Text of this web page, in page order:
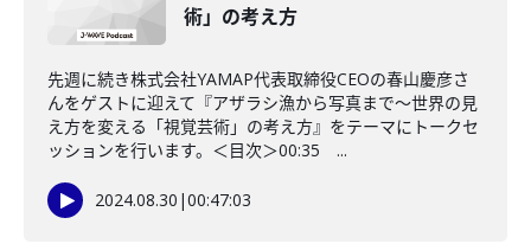
術」の考え方
先週に続き株式会社YAMAP代表取締役CEOの春山慶彦さ
んをゲストに迎えて『アザラシ漁から写真まで～世界の見
え方を変える「視覚芸術」の考え方』をテーマにトークセ
ッションを行います。＜目次＞00:35 ...
2024.08.30 |00:47:03